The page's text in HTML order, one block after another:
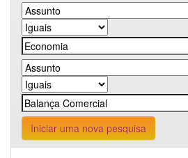
Iniciar uma nova pesquisa